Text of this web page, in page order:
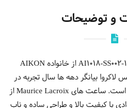
و توضیحات
ساعت موریس لاکروا مدل AI1018-SS002-130-1 از خانواده AIKON
بیانگر دهه ها سال تجربه در
تولید ساعت هایی باکیفیت بالا است. ساعت های Maurice Lacroix از
با کیفیت بالا و طراحی ساده و ناب